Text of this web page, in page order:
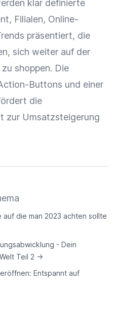
klar definierte
Filialen, Online-
präsentiert, die
sich weiter auf der
shoppen. Die
Buttons und einer
die
zur Umsatzsteigerung
auf die man 2023 achten sollte
- Dein
Teil 2 →
Entspannt auf